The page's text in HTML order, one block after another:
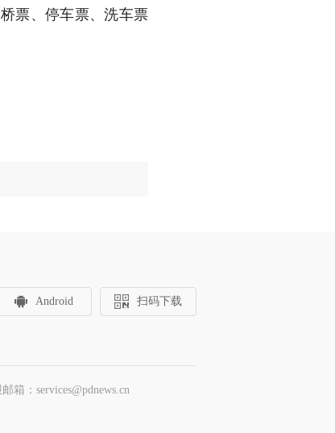
票、停车票、洗车票
Android 扫码下载
：services@pdnews.cn